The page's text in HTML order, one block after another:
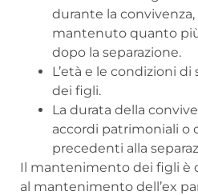
durante la
mantenuto quanto
dopo la separazione.
L’età e le condizioni
dei figli.
La durata della
accordi patrimoniali o
precedenti alla
Il mantenimento dei figli è
al mantenimento dell’ex